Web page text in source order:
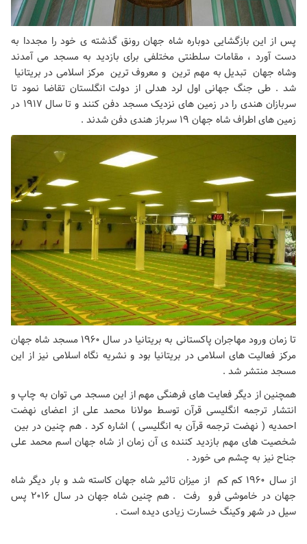
پس از این بازگشایی دوباره شاه جهان رونق گذشته ی خود را مجددا به
دست آورد ، مقامات سلطنتی مختلفی برای بازدید به مسجد می آمدند
وشاه جهان تبدیل به مهم ترین و معروف ترین مرکز اسلامی در بریتانیا
شد . طی جنگ جهانی اول لرد هدلی از دولت انگلستان تقاضا نمود تا
سربازان هندی را در زمین های نزدیک مسجد دفن کنند و تا سال ۱۹۱۷ در
زمین های اطراف شاه جهان ۱۹ سرباز هندی دفن شدند .
تا زمان ورود مهاجران پاکستانی به بریتانیا در سال ۱۹۶۰ مسجد شاه جهان
مرکز فعالیت های اسلامی در بریتانیا بود و نشریه نگاه اسلامی نیز از این
مسجد منتشر شد .
همچنین از دیگر فعایت های فرهنگی مهم از این مسجد می توان به چاپ و
انتشار ترجمه انگلیسی قرآن توسط مولانا محمد علی از اعضای نهضت
احمدیه ( نهضت ترجمه قرآن به انگلیسی ) اشاره کرد . هم چنین در بین
شخصیت های مهم بازدید کننده ی آن زمان از شاه جهان اسم محمد علی
جناح نیز به چشم می خورد .
از سال ۱۹۶۰ کم کم از میزان تاثیر شاه جهان کاسته شد و بار دیگر شاه
جهان در خاموشی فرو رفت . هم چنین شاه جهان در سال ۲۰۱۶ پس
سیل در شهر وکینگ خسارت زیادی دیده است .